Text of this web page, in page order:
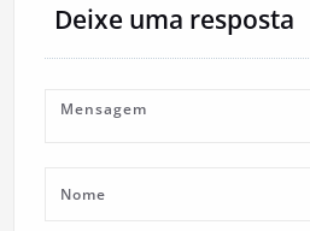
Deixe uma resposta